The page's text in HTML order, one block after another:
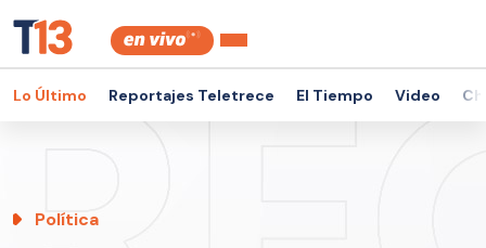
Lo Último Reportajes Teletrece El Tiempo Video
Política